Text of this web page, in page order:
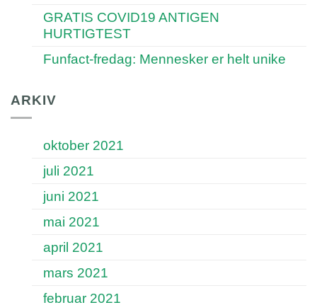
GRATIS COVID19 ANTIGEN
HURTIGTEST
Funfact-fredag: Mennesker er helt unike
ARKIV
oktober 2021
juli 2021
juni 2021
mai 2021
april 2021
mars 2021
februar 2021